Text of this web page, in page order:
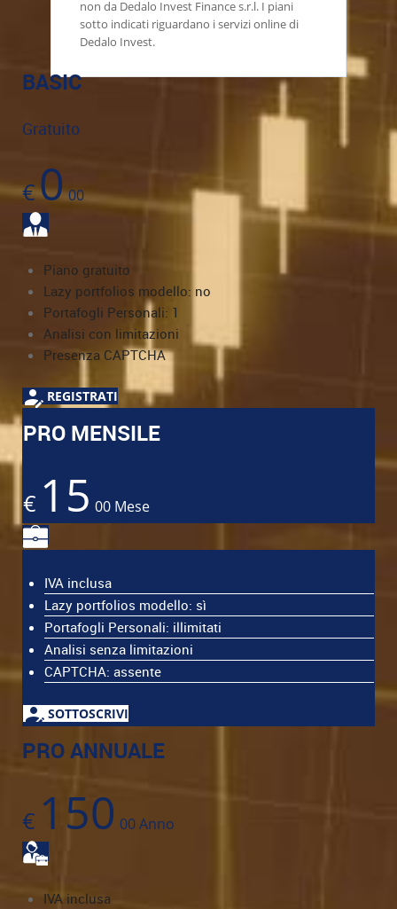
non da Dedalo Invest Finance s.r.l. I piani
sotto indicati riguardano i servizi online di
Dedalo Invest.
BASIC
Gratuito
€000
Piano gratuito
Lazy portfolios modello: no
Portafogli Personali: 1
Analisi con limitazioni
Presenza CAPTCHA
REGISTRATI
PRO MENSILE
€ 15 00 Mese
IVA inclusa
Lazy portfolios modello: sì
Portafogli Personali: illimitati
Analisi senza limitazioni
CAPTCHA: assente
SOTTOSCRIVI
PRO ANNUALE
€ 150 00Anno
IVA inclusa